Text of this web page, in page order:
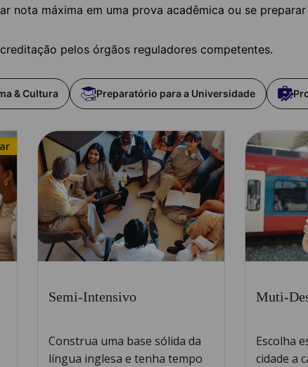
nota máxima em uma prova acadêmica ou se
pelos órgãos reguladores competentes.
& Cultura Preparatório para a Universidade
Semi-Intensivo
Construa uma base sólida da
língua inglesa e tenha tempo
Muti-
Escolha
cidade a